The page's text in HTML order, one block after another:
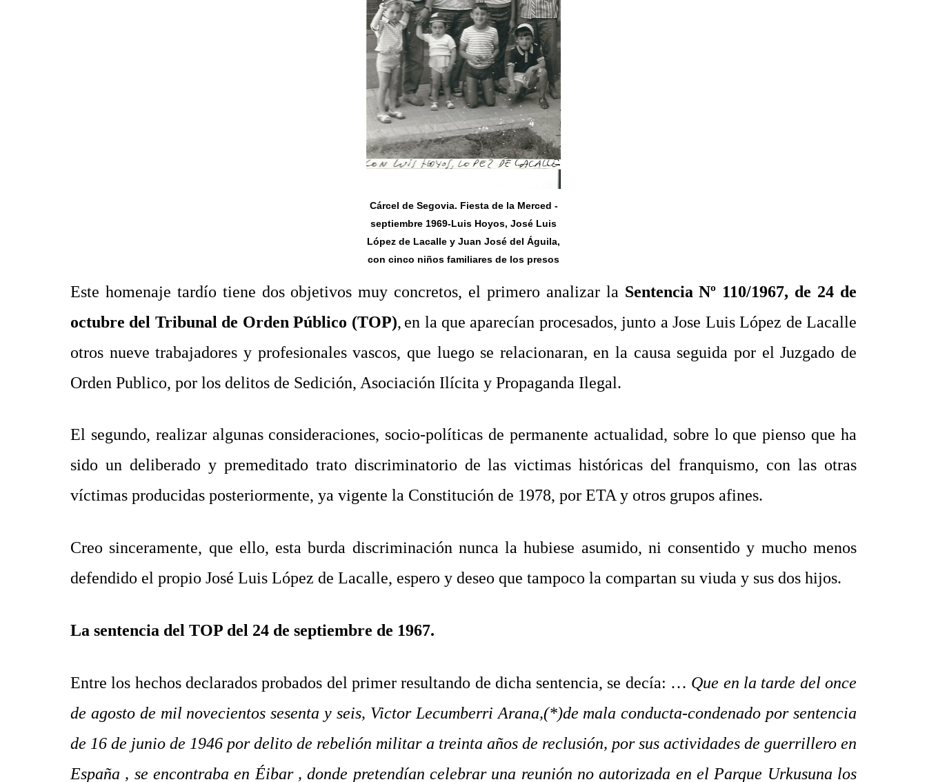
Cárcel de Segovia. Fiesta de la Merced -
septiembre 1969-Luis Hoyos, José Luis
López de Lacalle y Juan José del Águila,
con cinco niños familiares de los presos
Este homenaje tardío tiene dos objetivos muy concretos, el primero analizar la Sentencia Nº 110/1967, de 24 de
octubre del Tribunal de Orden Público (TOP), en la que aparecían procesados, junto a Jose Luis López de Lacalle
otros nueve trabajadores y profesionales vascos, que luego se relacionaran, en la causa seguida por el Juzgado de
Orden Publico, por los delitos de Sedición, Asociación Ilícita y Propaganda Ilegal.
El segundo, realizar algunas consideraciones, socio-políticas de permanente actualidad, sobre lo que pienso que ha
sido un deliberado y premeditado trato discriminatorio de las victimas históricas del franquismo, con las otras
víctimas producidas posteriormente, ya vigente la Constitución de 1978, por ETA y otros grupos afines.
Creo sinceramente, que ello, esta burda discriminación nunca la hubiese asumido, ni consentido y mucho menos
defendido el propio José Luis López de Lacalle, espero y deseo que tampoco la compartan su viuda y sus dos hijos.
La sentencia del TOP del 24 de septiembre de 1967.
Entre los hechos declarados probados del primer resultando de dicha sentencia, se decía: … Que en la tarde del once
de agosto de mil novecientos sesenta y seis, Victor Lecumberri Arana,(*)de mala conducta-condenado por sentencia
de 16 de junio de 1946 por delito de rebelión militar a treinta años de reclusión, por sus actividades de guerrillero en
España , se encontraba en Éibar , donde pretendían celebrar una reunión no autorizada en el Parque Urkusuna los